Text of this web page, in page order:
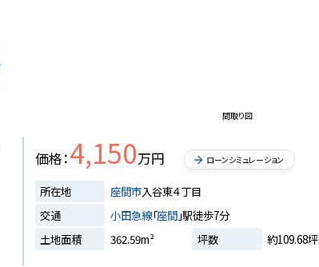
間取り図
価格 4,150万円 ローンシミュレーション
所在地 座間市入谷東４丁目
交通
小田急線「座間」駅徒歩7分
土地面積
362.59m² 坪数 約109.68坪